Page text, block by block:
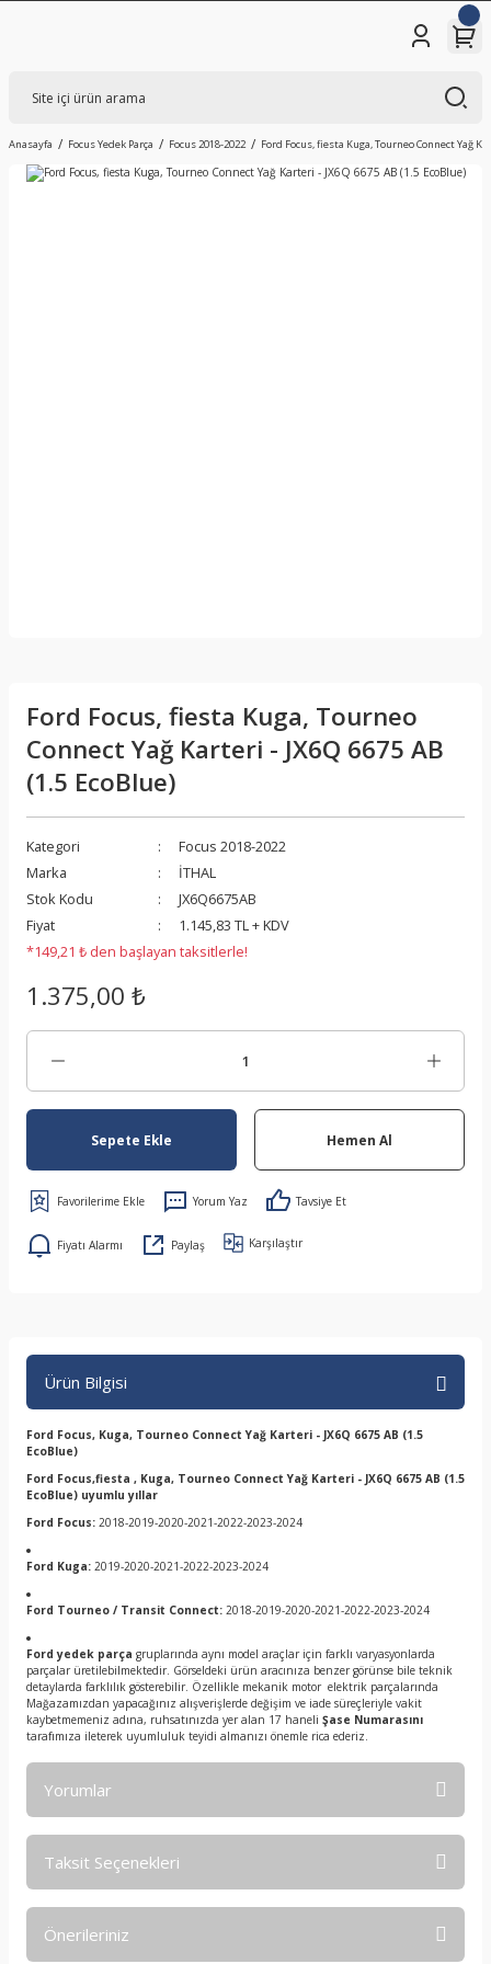
Anasayfa Focus Yedek Parça Focus 2018-2022 Ford Focus, fiesta Kuga, Tourneo Connect Yağ
Ford Focus, fiesta Kuga, Tourneo
Connect Yağ Karteri - JX6Q 6675 AB
(1.5 EcoBlue)
Kategori
Focus 2018-2022
Marka
İTHAL
Stok Kodu
JX6Q6675AB
Fiyat
1.145,83 TL + KDV
*149,21 ₺ den başlayan taksitlerle!
1.375,00 ₺
Sepete Ekle Hemen Al
Yorum Yaz Tavsiye Et
Fiyatı Alarmı Paylaş Karşılaştır
Ürün Bilgisi
Ford Focus, Kuga, Tourneo Connect Yağ Karteri - JX6Q 6675 AB (1.5
EcoBlue)
Ford Focus,fiesta , Kuga, Tourneo Connect Yağ Karteri - JX6Q 6675 AB (1.5
EcoBlue) uyumlu yıllar
Ford Focus: 2018-2019-2020-2021-2022-2023-2024
Ford Kuga: 2019-2020-2021-2022-2023-2024
Ford Tourneo / Transit Connect: 2018-2019-2020-2021-2022-2023-2024
Ford yedek parça gruplarında aynı model araçlar için farklı varyasyonlarda
parçalar üretilebilmektedir. Görseldeki ürün aracınıza benzer görünse bile teknik
detaylarda farklılık gösterebilir. Özellikle mekanik motor elektrik parçalarında
Mağazamızdan yapacağınız alışverişlerde değişim ve iade süreçleriyle vakit
kaybetmemeniz adına, ruhsatınızda yer alan 17 haneli Şase Numarasını
tarafımıza ileterek uyumluluk teyidi almanızı önemle rica ederiz.
Yorumlar
Taksit Seçenekleri
Önerileriniz